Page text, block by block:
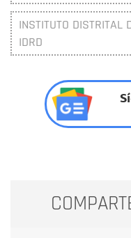
INSTITUTO DISTRITAL
IDRD